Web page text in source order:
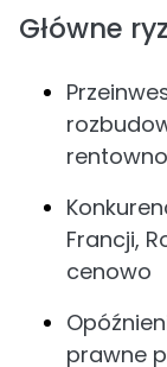
Główne
Francji,
cenowo
prawne